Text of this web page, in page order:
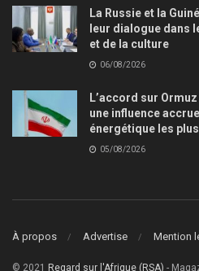
La Russie et la
leur dialogue dans
et de la culture
06/08/2026
L’accord sur
une influence
énergétique les
05/08/2026
À propos Advertise Mention
© 2021 Regard sur l'Afrique (RSA) -